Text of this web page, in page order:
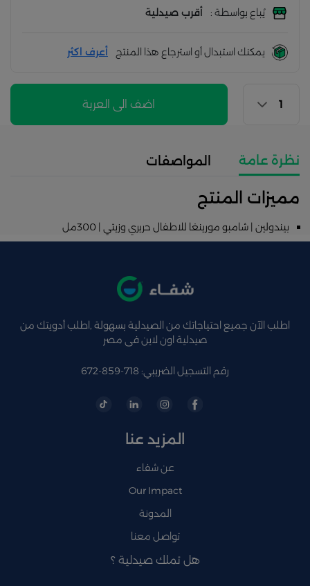
يُباع بواسطة : أقرب صيدلية
يمكنك استبدال أو استرجاع هذا المنتج أعرف اكثر
اضف الى العربة
نظرة عامة المواصفات
مميزات المنتج
بيندولين | شامبو مورينغا للاطفال حريري وزيتي | 300مل
اطلب الآن جميع احتياجاتك من الصيدلية بسهولة ,اطلب أدويتك من
صيدلية اون لاين فى مصر
رقم التسجيل الضريبي: 718-859-672
المزيد عنا
عن شفاء
Our Impact
المدونة
تواصل معنا
هل تملك صيدلية ؟